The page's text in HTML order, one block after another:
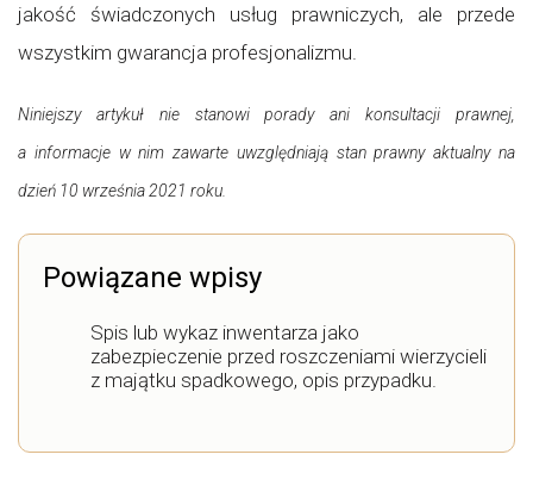
jakość świadczonych usług prawniczych, ale przede
wszystkim gwarancja profesjonalizmu.
Niniejszy artykuł nie stanowi porady ani konsultacji prawnej,
a informacje w nim zawarte uwzględniają stan prawny aktualny na
dzień 10 września 2021 roku.
Powiązane wpisy
Spis lub wykaz inwentarza jako
zabezpieczenie przed roszczeniami wierzycieli
z majątku spadkowego, opis przypadku.